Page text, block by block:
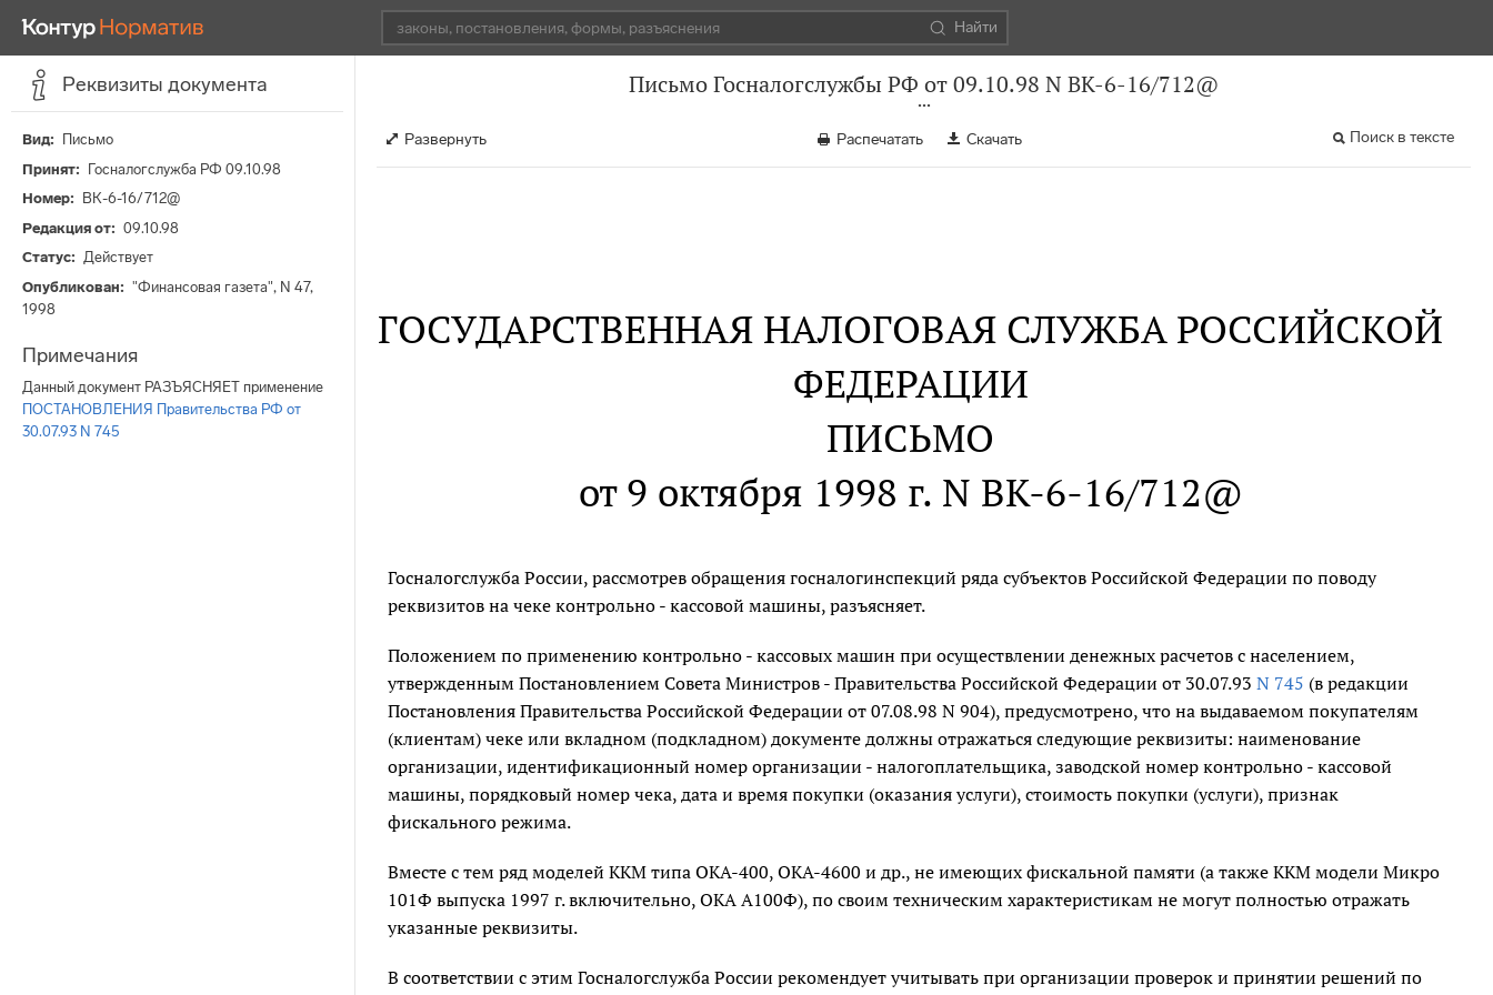
Найти
Реквизиты документа
Вид
Письмо
Принят
Госналогслужба РФ 09.10.98
Номер
ВК-6-16/712@
Редакция от
09.10.98
Статус
Действует
Опубликован
"Финансовая газета", N 47,
1998
Примечания
Данный документ РАЗЪЯСНЯЕТ применение
ПОСТАНОВЛЕНИЯ Правительства РФ от
30.07.93 N 745
Письмо Госналогслужбы РФ от 09.10.98 N ВК-6-16/712@
Развернуть Распечатать Скачать Поиск в тексте
ГОСУДАРСТВЕННАЯ НАЛОГОВАЯ СЛУЖБА РОССИЙСКОЙ
ФЕДЕРАЦИИ
ПИСЬМО
от 9 октября 1998 г. N ВК-6-16/712@
Госналогслужба России, рассмотрев обращения госналогинспекций ряда субъектов Российской Федерации по поводу
реквизитов на чеке контрольно - кассовой машины, разъясняет.
Положением по применению контрольно - кассовых машин при осуществлении денежных расчетов с населением,
утвержденным Постановлением Совета Министров - Правительства Российской Федерации от 30.07.93 N 745 (в редакции
Постановления Правительства Российской Федерации от 07.08.98 N 904), предусмотрено, что на выдаваемом покупателям
(клиентам) чеке или вкладном (подкладном) документе должны отражаться следующие реквизиты: наименование
организации, идентификационный номер организации - налогоплательщика, заводской номер контрольно - кассовой
машины, порядковый номер чека, дата и время покупки (оказания услуги), стоимость покупки (услуги), признак
фискального режима.
Вместе с тем ряд моделей ККМ типа ОКА-400, ОКА-4600 и др., не имеющих фискальной памяти (а также ККМ модели Микро
101Ф выпуска 1997 г. включительно, ОКА А100Ф), по своим техническим характеристикам не могут полностью отражать
указанные реквизиты.
В соответствии с этим Госналогслужба России рекомендует учитывать при организации проверок и принятии решений по